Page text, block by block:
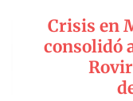
Crisis en
consolidó